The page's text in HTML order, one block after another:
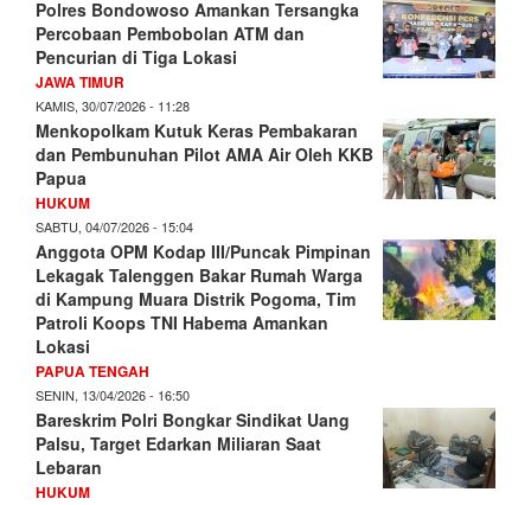
Polres Bondowoso Amankan Tersangka
Percobaan Pembobolan ATM dan
Pencurian di Tiga Lokasi
JAWA TIMUR
KAMIS, 30/07/2026 - 11:28
Menkopolkam Kutuk Keras Pembakaran
dan Pembunuhan Pilot AMA Air Oleh KKB
Papua
HUKUM
SABTU, 04/07/2026 - 15:04
Anggota OPM Kodap III/Puncak Pimpinan
Lekagak Talenggen Bakar Rumah Warga
di Kampung Muara Distrik Pogoma, Tim
Patroli Koops TNI Habema Amankan
Lokasi
PAPUA TENGAH
SENIN, 13/04/2026 - 16:50
Bareskrim Polri Bongkar Sindikat Uang
Palsu, Target Edarkan Miliaran Saat
Lebaran
HUKUM